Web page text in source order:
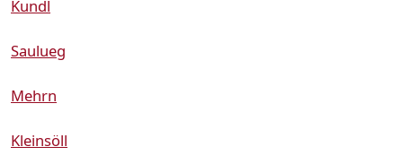
Kundl
Saulueg
Mehrn
Kleinsöll